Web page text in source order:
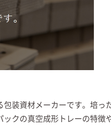
装資材メーカーです。培っ
クの真空成形トレーの特徴